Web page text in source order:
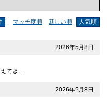
マッチ度順 新しい順
人気順
2026年5月8日
えてき…
2026年5月8日